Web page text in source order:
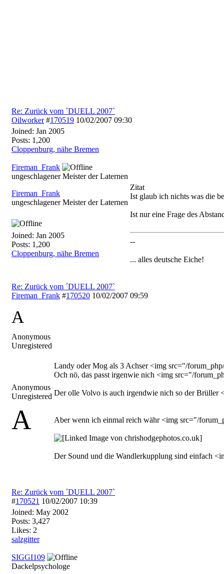
Re: Zurück vom ´DUELL 2007`
Oilworker #170519 10/02/2007 09:30
Joined: Jan 2005
Posts: 1,200
Cloppenburg, nähe Bremen
Fireman_Frank
ungeschlagener Meister der Laternen
Fireman_Frank
ungeschlagener Meister der Laternen
Joined: Jan 2005
Posts: 1,200
Cloppenburg, nähe Bremen
Zitat
Ist glaub ich nichts was die
Ist nur eine Frage des
--
... alles deutsche Eiche!
Re: Zurück vom ´DUELL 2007`
Fireman_Frank #170520 10/02/2007 09:59
A
Anonymous
Unregistered
Anonymous
Unregistered
A
Landy oder Mog als 3 Achser <img src="/
Och nö, das passt irgenwie nich <img src="/
Der olle Volvo is auch irgendwie nich so der
Aber wenn ich einmal reich währ <img src="/
Der Sound und die Wandlerkupplung sind einfach
Re: Zurück vom ´DUELL 2007`
#170521 10/02/2007 10:39
Joined: May 2002
Posts: 3,427
Likes: 2
salzgitter
SIGGI109
Dackelpsychologe